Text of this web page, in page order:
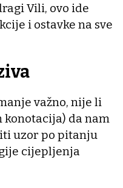
Vili, ovo ide
i ostavke na sve
važno, nije li
da nam
uzor po pitanju
cijepljenja